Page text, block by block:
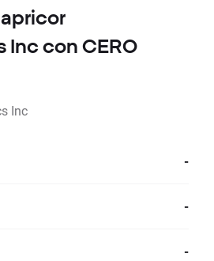
Inc con CERO
Inc
-
-
-